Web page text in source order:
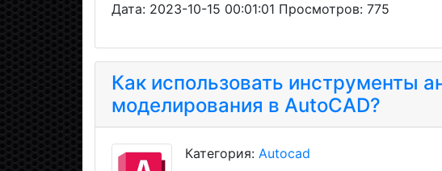
Дата: 2023-10-15 00:01:01 Просмотров: 775
Как использовать инструменты
моделирования в AutoCAD?
Категория: Autocad